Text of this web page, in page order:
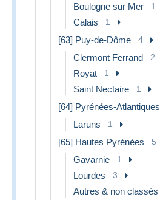
Boulogne sur Mer 1
Calais 1
[63] Puy-de-Dôme 4
Clermont Ferrand 2
Royat 1
Saint Nectaire 1
[64] Pyrénées-Atlantiques
Laruns 1
[65] Hautes Pyrénées 5
Gavarnie 1
Lourdes 3
Autres & non classés